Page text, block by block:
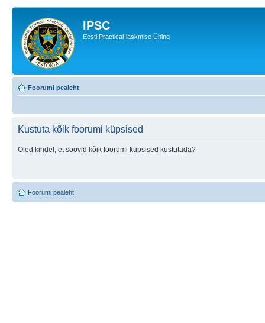
IPSC
Eesti Practical-laskmise Ühing
Foorumi pealeht
Kustuta kõik foorumi küpsised
Oled kindel, et soovid kõik foorumi küpsised kustutada?
Foorumi pealeht